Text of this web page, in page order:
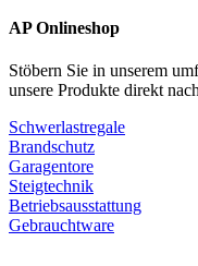
AP Onlineshop
Stöbern Sie in unserem
unsere Produkte direkt
Schwerlastregale
Brandschutz
Garagentore
Steigtechnik
Betriebsausstattung
Gebrauchtware